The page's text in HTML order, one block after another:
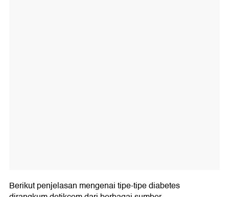
Berikut penjelasan mengenai tipe-tipe diabetes